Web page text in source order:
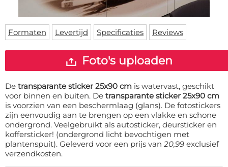
Vloermat
Skateboard deck
Levertijden
Inloggen
WhatsApp
Formaten Levertijd Specificaties Reviews
Foto's uploaden
De transparante sticker 25x90 cm is watervast, geschikt
voor binnen en buiten. De transparante sticker 25x90 cm
is voorzien van een beschermlaag (glans). De fotostickers
zijn eenvoudig aan te brengen op een vlakke en schone
ondergrond. Veelgebruikt als autosticker, deursticker en
koffersticker! (ondergrond licht bevochtigen met
plantenspuit). Geleverd voor een prijs van 20,99 exclusief
verzendkosten.